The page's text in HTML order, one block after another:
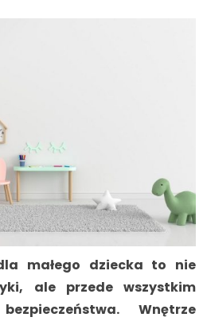
małego dziecka to nie
ale przede wszystkim
Wnętrze